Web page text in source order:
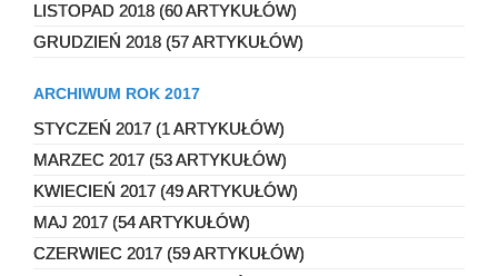
LISTOPAD 2018 (60 ARTYKUŁÓW)
GRUDZIEŃ 2018 (57 ARTYKUŁÓW)
ARCHIWUM ROK 2017
STYCZEŃ 2017 (1 ARTYKUŁÓW)
MARZEC 2017 (53 ARTYKUŁÓW)
KWIECIEŃ 2017 (49 ARTYKUŁÓW)
MAJ 2017 (54 ARTYKUŁÓW)
CZERWIEC 2017 (59 ARTYKUŁÓW)